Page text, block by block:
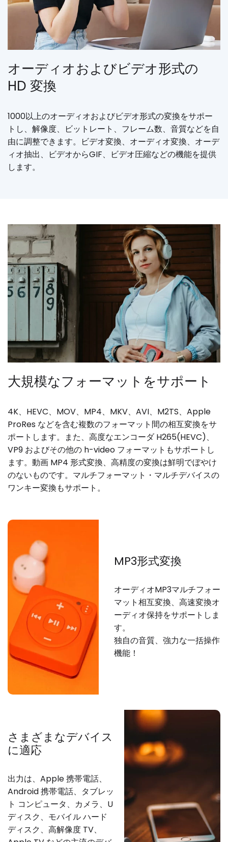
オーディオおよびビデオ形式の
HD 変換
1000以上のオーディオおよびビデオ形式の変換をサポー
トし、解像度、ビットレート、フレーム数、音質などを自
由に調整できます。ビデオ変換、オーディオ変換、オーデ
ィオ抽出、ビデオからGIF、ビデオ圧縮などの機能を提供
します。
大規模なフォーマットをサポート
4K、HEVC、MOV、MP4、MKV、AVI、M2TS、Apple
ProRes などを含む複数のフォーマット間の相互変換をサ
ポートします。また、高度なエンコーダ H265(HEVC)、
VP9 およびその他の h-video フォーマットもサポートし
ます。動画 MP4 形式変換、高精度の変換は鮮明でぼやけ
のないものです。マルチフォーマット・マルチデバイスの
ワンキー変換もサポート。
MP3形式変換
オーディオMP3マルチフォー
マット相互変換、高速変換オ
ーディオ保持をサポートしま
す。
独自の音質、強力な一括操作
機能！
さまざまなデバイス
に適応
出力は、Apple 携帯電話、
Android 携帯電話、タブレッ
ト コンピュータ、カメラ、U
ディスク、モバイル ハード
ディスク、高解像度 TV、